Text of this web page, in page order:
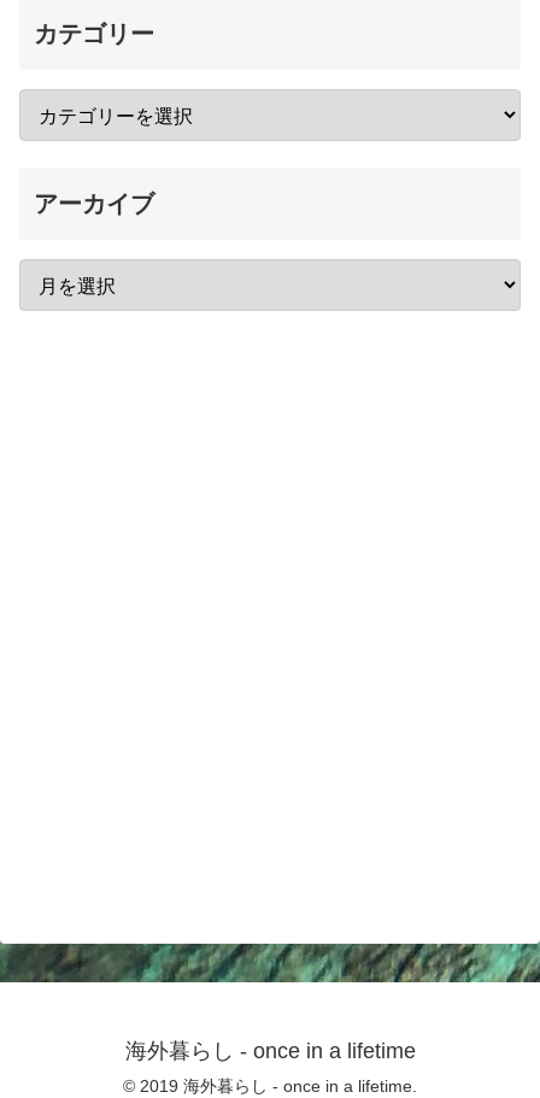
カテゴリー
アーカイブ
海外暮らし - once in a lifetime
© 2019 海外暮らし - once in a lifetime.